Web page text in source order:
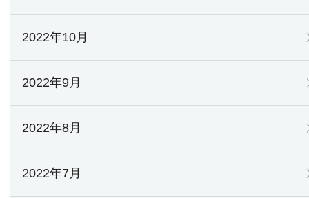
2022年10月
2022年9月
2022年8月
2022年7月